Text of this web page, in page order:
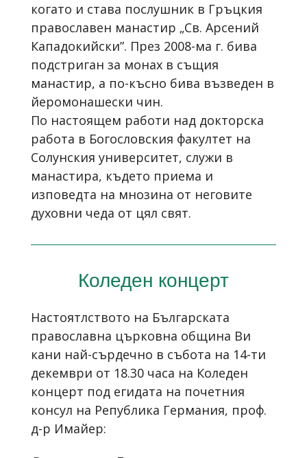
когато и става послушник в Гръцкия
православен манастир „Св. Арсений
Кападокийски”. През 2008-ма г. бива
подстриган за монах в същия
манастир, а по-късно бива възведен в
йеромонашески чин.
По настоящем работи над докторска
работа в Богословския факултет на
Солунския университет, служи в
манастира, където приема и
изповедта на мнозина от неговите
духовни чеда от цял свят.
Коледен концерт
Настоятлството на Българската
православна църковна община Ви
кани най-сърдечно в събота на 14-ти
декември от 18.30 часа на Коледен
концерт под егидата на почетния
консул на Република Германия, проф.
д-р Имайер: